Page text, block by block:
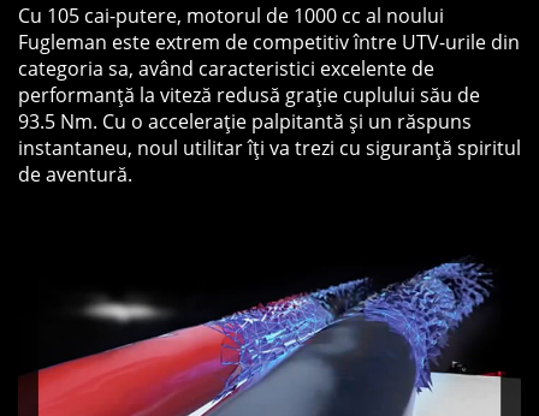
Cu 105 cai-putere, motorul de 1000 cc al noului
Fugleman este extrem de competitiv între UTV-urile din
categoria sa, având caracteristici excelente de
performanță la viteză redusă grație cuplului său de
93.5 Nm. Cu o accelerație palpitantă și un răspuns
instantaneu, noul utilitar îți va trezi cu siguranță spiritul
de aventură.